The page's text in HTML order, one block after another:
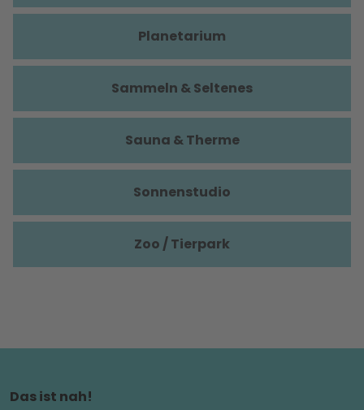
Planetarium
Sammeln & Seltenes
Sauna & Therme
Sonnenstudio
Zoo / Tierpark
Das ist nah!